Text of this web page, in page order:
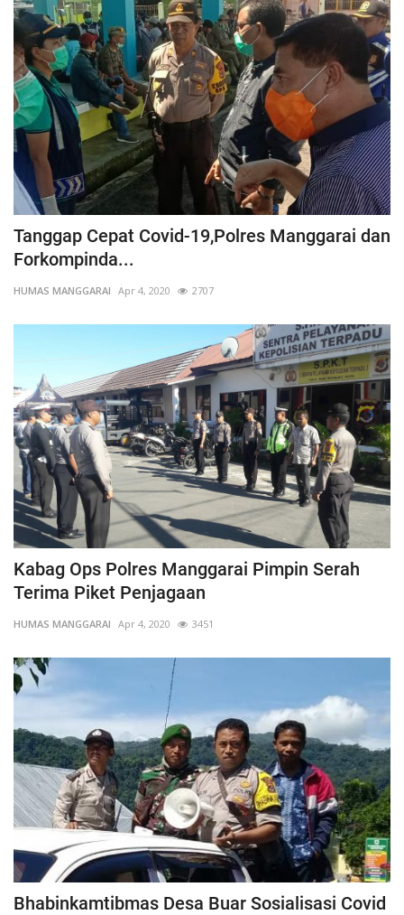
Tanggap Cepat Covid-19,Polres Manggarai dan
Forkompinda...
HUMAS MANGGARAI Apr 4, 2020 2707
Kabag Ops Polres Manggarai Pimpin Serah
Terima Piket Penjagaan
HUMAS MANGGARAI Apr 4, 2020 3451
Bhabinkamtibmas Desa Buar Sosialisasi Covid